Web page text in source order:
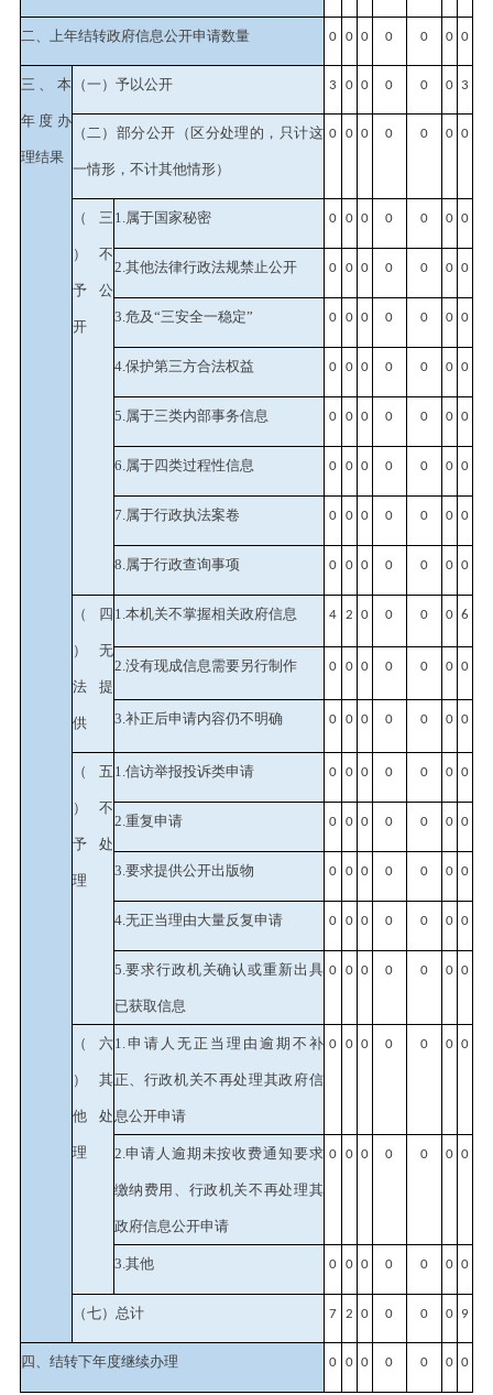
二、上年结转政府信息公开申请数量 0 0 0 0 0 0 0
三、本
年度办
理结果
（一）予以公开 3 0 0 0 0 0 3
（二）部分公开 （区分处理的，只计这
一情形，不计其他情形）
0 0 0 0 0 0 0
（三
）不
予公
开
1.属于国家秘密 0 0 0 0 0 0 0
2.其他法律行政法规禁止公开 0 0 0 0 0 0 0
3.危及“三安全一稳定” 0 0 0 0 0 0 0
4.保护第三方合法权益 0 0 0 0 0 0 0
5.属于三类内部事务信息 0 0 0 0 0 0 0
6.属于四类过程性信息 0 0 0 0 0 0 0
7.属于行政执法案卷 0 0 0 0 0 0 0
8.属于行政查询事项 0 0 0 0 0 0 0
（四
）无
法提
供
1.本机关不掌握相关政府信息 4 2 0 0 0 0 6
2.没有现成信息需要另行制作 0 0 0 0 0 0 0
3.补正后申请内容仍不明确 0 0 0 0 0 0 0
（五
）不
予处
理
1.信访举报投诉类申请 0 0 0 0 0 0 0
2.重复申请 0 0 0 0 0 0 0
3.要求提供公开出版物 0 0 0 0 0 0 0
4.无正当理由大量反复申请 0 0 0 0 0 0 0
5.要求行政机关确认或重新出具
已获取信息
0 0 0 0 0 0 0
（六
）其
他处
理
1.申请人无正当理由逾期不补
正、行政机关不再处理其政府信
息公开申请
0 0 0 0 0 0 0
2.申请人逾期未按收费通知要求
缴纳费用、行政机关不再处理其
政府信息公开申请
0 0 0 0 0 0 0
3.其他 0 0 0 0 0 0 0
（七）总计 7 2 0 0 0 0 9
四、结转下年度继续办理 0 0 0 0 0 0 0